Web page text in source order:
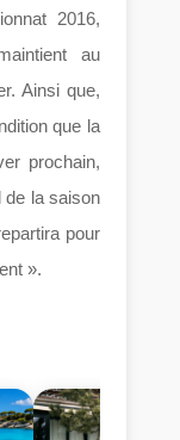
2016,
au
Ainsi que,
que la
prochain,
de la saison
pour
».